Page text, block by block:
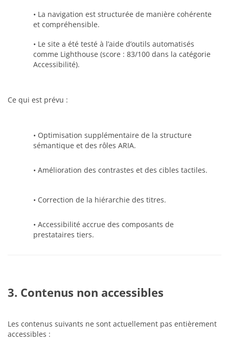
• La navigation est structurée de manière cohérente
et compréhensible.
• Le site a été testé à l’aide d’outils automatisés
comme Lighthouse (score : 83/100 dans la catégorie
Accessibilité).
Ce qui est prévu :
• Optimisation supplémentaire de la structure
sémantique et des rôles ARIA.
• Amélioration des contrastes et des cibles tactiles.
• Correction de la hiérarchie des titres.
• Accessibilité accrue des composants de
prestataires tiers.
3. Contenus non accessibles
Les contenus suivants ne sont actuellement pas entièrement
accessibles :